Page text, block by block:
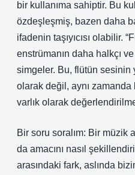
bir kullanıma sahiptir. Bu
özdeşleşmiş, bazen daha
ifadenin taşıyıcısı olabilir.
enstrümanın daha halkçı
simgeler. Bu, flütün sesinin
olarak değil, aynı
varlık olarak
Bir soru soralım: Bir müzik
da amacını nasıl
arasındaki fark, aslında